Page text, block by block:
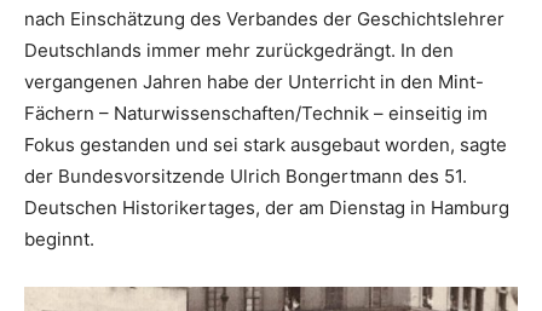
nach Einschätzung des Verbandes der Geschichtslehrer
Deutschlands immer mehr zurückgedrängt. In den
vergangenen Jahren habe der Unterricht in den Mint-
Fächern – Naturwissenschaften/Technik – einseitig im
Fokus gestanden und sei stark ausgebaut worden, sagte
der Bundesvorsitzende Ulrich Bongertmann des 51.
Deutschen Historikertages, der am Dienstag in Hamburg
beginnt.